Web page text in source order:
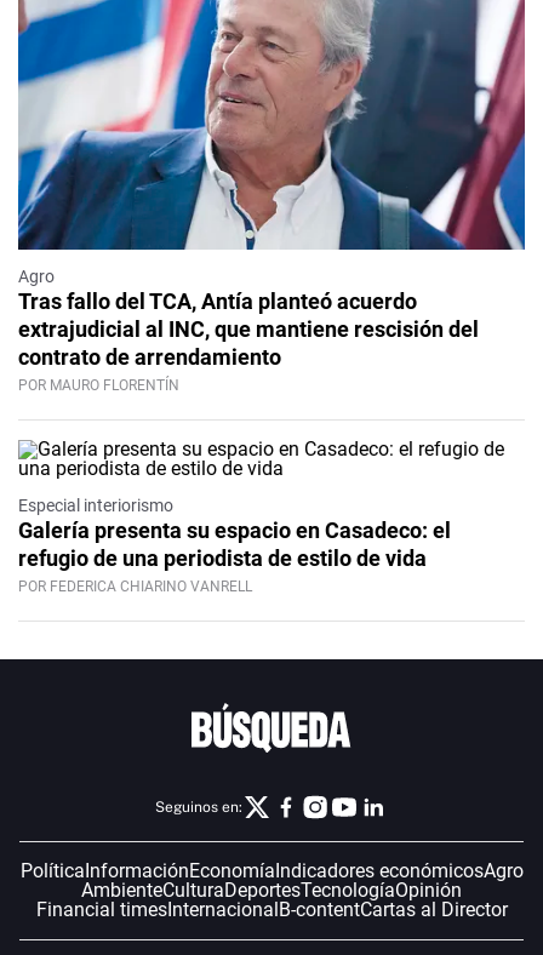
Agro
Tras fallo del TCA, Antía planteó acuerdo
extrajudicial al INC, que mantiene rescisión del
contrato de arrendamiento
POR MAURO FLORENTÍN
Especial interiorismo
Galería presenta su espacio en Casadeco: el
refugio de una periodista de estilo de vida
POR FEDERICA CHIARINO VANRELL
Seguinos en:
PolíticaInformaciónEconomíaIndicadores económicosAgro
AmbienteCulturaDeportesTecnologíaOpinión
Financial timesInternacionalB-contentCartas al Director